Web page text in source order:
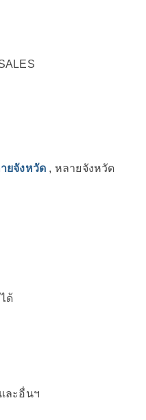
ยจังหวัด , หลายจังหวัด
ด้
ละอื่นฯ